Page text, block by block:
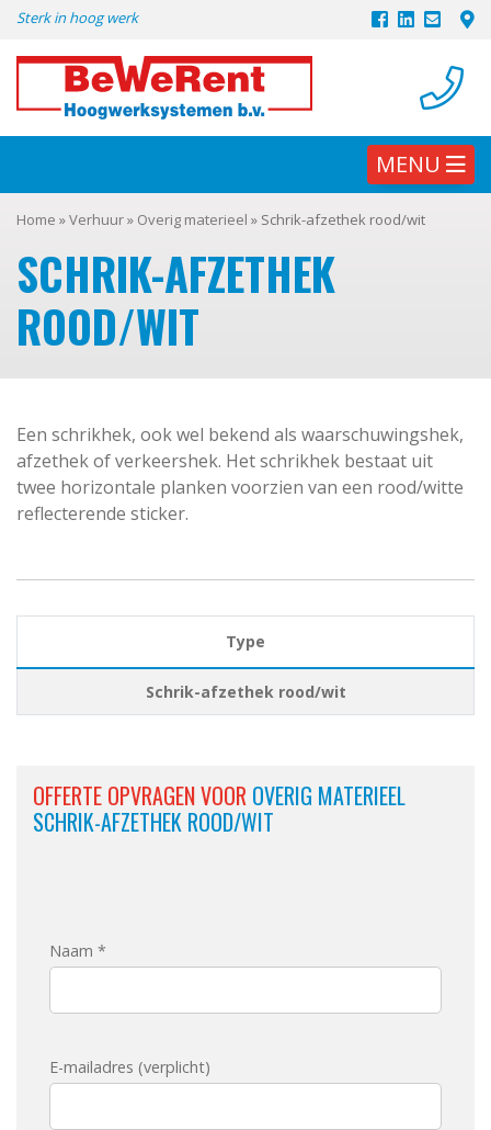
Skip
content
Sterk in hoog werk
MENU
Home »Verhuur» Overig materieel » Schrik-afzethek rood/wit
SCHRIK-AFZETHEK
ROOD/WIT
Een schrikhek, ook wel bekend als waarschuwingshek,
afzethek of verkeershek. Het schrikhek bestaat uit
twee horizontale planken voorzien van een rood/witte
reflecterende sticker.
Type
Schrik-afzethek rood/wit
OFFERTE OPVRAGEN VOOR OVERIG MATERIEEL
SCHRIK-AFZETHEK ROOD/WIT
Naam *
E-mailadres (verplicht)